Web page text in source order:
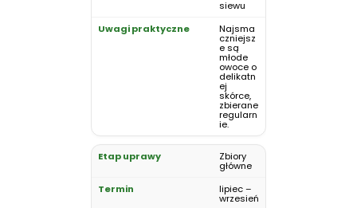
siewu
Najsma
czniejsz
e są
młode
owoce o
delikatn
ej
skórce,
zbierane
regularn
ie.
Zbiory
główne
lipiec –
wrzesień